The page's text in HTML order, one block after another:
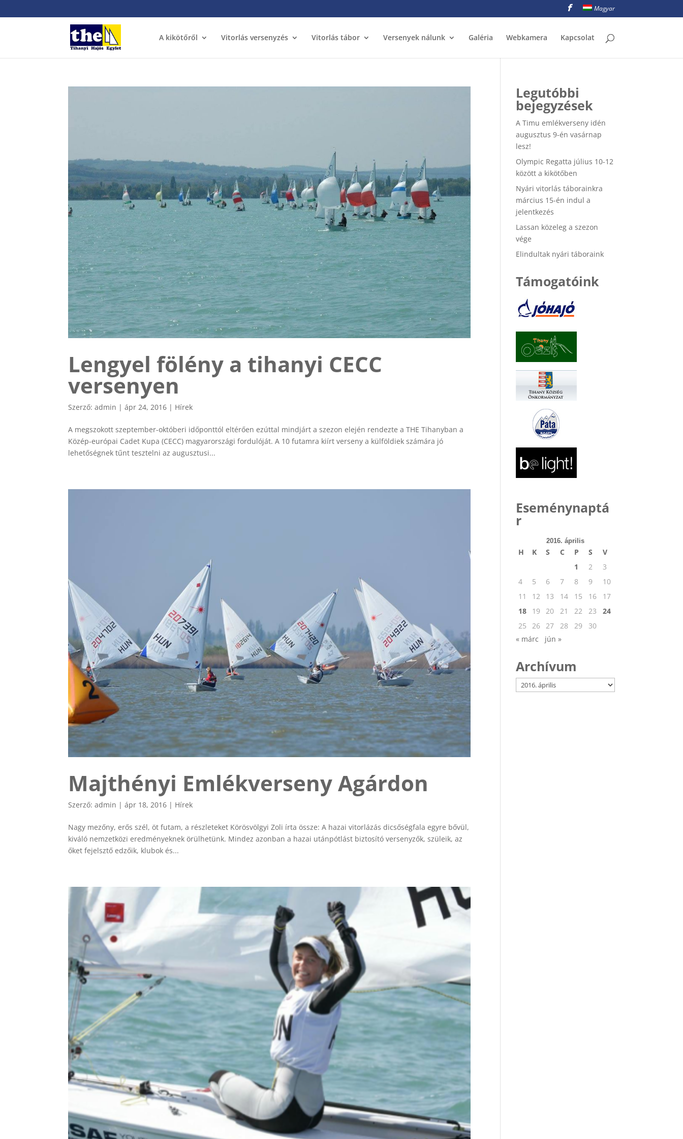
Magyar
A kikötőről Vitorlás versenyzés Vitorlás tábor Versenyek nálunk Galéria Webkamera Kapcsolat
Lengyel fölény a tihanyi CECC
versenyen
Szerző:admin |ápr 24, 2016 | Hírek
A megszokott szeptember-októberi időponttól eltérően ezúttal mindjárt a szezon elején rendezte a THE Tihanyban a
Közép-európai Cadet Kupa (CECC) magyarországi fordulóját. A 10 futamra kiírt verseny a külföldiek számára jó
lehetőségnek tűnt tesztelni az augusztusi...
Majthényi Emlékverseny Agárdon
Szerző:admin |ápr 18, 2016 | Hírek
Nagy mezőny, erős szél, öt futam, a részleteket Körösvölgyi Zoli írta össze: A hazai vitorlázás dicsőségfala egyre bővül,
kiváló nemzetközi eredményeknek örülhetünk. Mindez azonban a hazai utánpótlást biztosító versenyzők, szüleik, az
őket fejelsztő edzőik, klubok és...
Legutóbbi
bejegyzések
A Timu emlékverseny idén
augusztus 9-én vasárnap
lesz!
Olympic Regatta július 10-12
között a kikötőben
Nyári vitorlás táborainkra
március 15-én indul a
jelentkezés
Lassan közeleg a szezon
vége
Elindultak nyári táboraink
Támogatóink
Eseménynaptá
r
2016. április
H K S C P S
V
1
2
3
4
5 6 7 8 9
10
11
12 13 14 15 16
17
18
19 20 21 22 23
24
25
26 27 28 29
30
« márc
jún »
Archívum
Archívum